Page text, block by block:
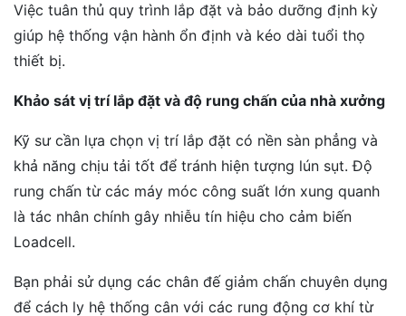
Việc tuân thủ quy trình lắp đặt và bảo dưỡng định kỳ
giúp hệ thống vận hành ổn định và kéo dài tuổi thọ
thiết bị.
Khảo sát vị trí lắp đặt và độ rung chấn của nhà xưởng
Kỹ sư cần lựa chọn vị trí lắp đặt có nền sàn phẳng và
khả năng chịu tải tốt để tránh hiện tượng lún sụt. Độ
rung chấn từ các máy móc công suất lớn xung quanh
là tác nhân chính gây nhiễu tín hiệu cho cảm biến
Loadcell.
Bạn phải sử dụng các chân đế giảm chấn chuyên dụng
để cách ly hệ thống cân với các rung động cơ khí từ